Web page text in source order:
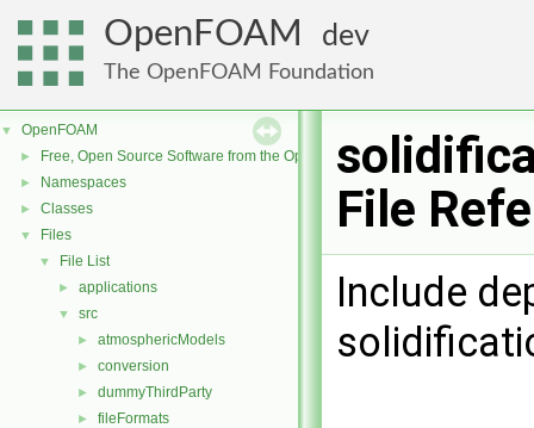
OpenFOAM dev
The OpenFOAM Foundation
▼ OpenFOAM
► Free, Open Source Software from the OpenFOAM Foundation
► Namespaces
► Classes
▼ Files
▼ File List
► applications
▼ src
► atmosphericModels
► conversion
► dummyThirdParty
► fileFormats
File
Include